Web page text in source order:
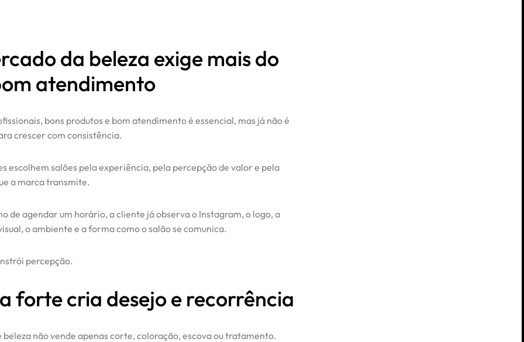
da beleza exige mais do
atendimento
bons produtos e bom atendimento é essencial, mas já não é
crescer com consistência.
escolhem salões pela experiência, pela percepção de valor e pela
a marca transmite.
de agendar um horário, a cliente já observa o Instagram, o logo, a
o ambiente e a forma como o salão se comunica.
percepção.
forte cria desejo e recorrência
beleza não vende apenas corte, coloração, escova ou tratamento.